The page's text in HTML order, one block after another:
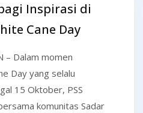
Inspirasi di
Cane Day
– Dalam momen
Day yang selalu
15 Oktober, PSS
komunitas Sadar